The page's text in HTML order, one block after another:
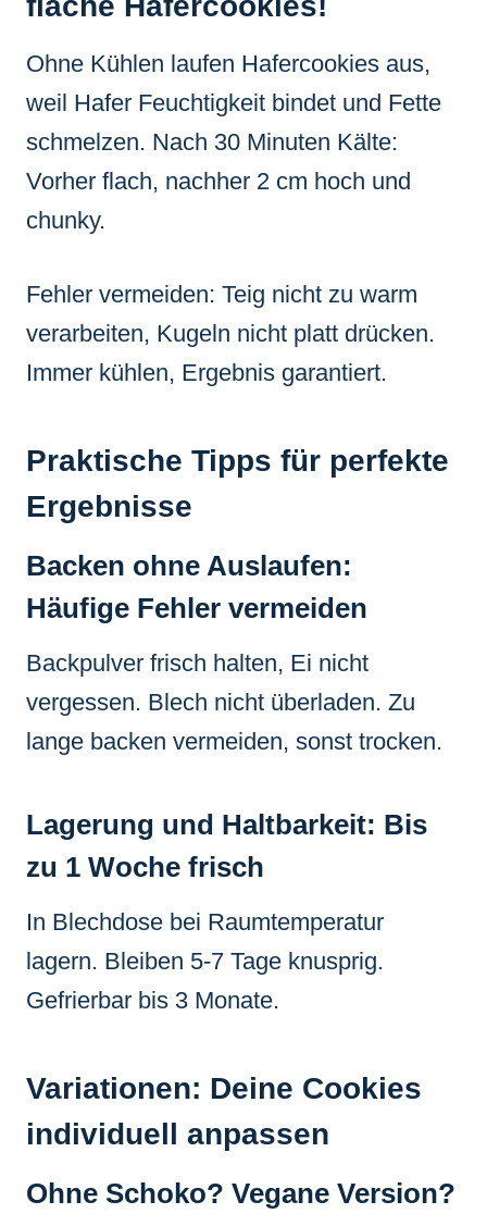
Ohne Kühlen laufen Hafercookies aus,
weil Hafer Feuchtigkeit bindet und Fette
schmelzen. Nach 30 Minuten Kälte:
Vorher flach, nachher 2 cm hoch und
chunky.
Fehler vermeiden: Teig nicht zu warm
verarbeiten, Kugeln nicht platt drücken.
Immer kühlen, Ergebnis garantiert.
Praktische Tipps für perfekte
Ergebnisse
Backen ohne Auslaufen:
Häufige Fehler vermeiden
Backpulver frisch halten, Ei nicht
vergessen. Blech nicht überladen. Zu
lange backen vermeiden, sonst trocken.
Lagerung und Haltbarkeit: Bis
zu 1 Woche frisch
In Blechdose bei Raumtemperatur
lagern. Bleiben 5-7 Tage knusprig.
Gefrierbar bis 3 Monate.
Variationen: Deine Cookies
individuell anpassen
Ohne Schoko? Vegane Version?